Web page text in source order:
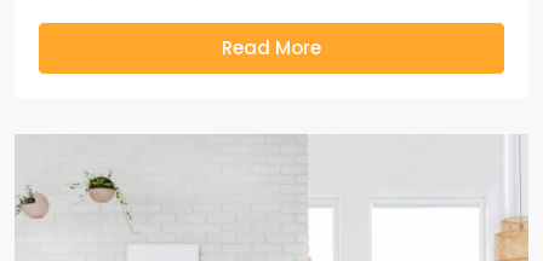
Read More